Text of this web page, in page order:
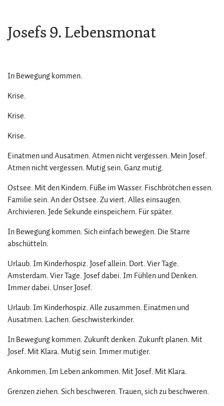
Josefs 9. Lebensmonat
In Bewegung kommen.
Krise.
Krise.
Krise.
Einatmen und Ausatmen. Atmen nicht vergessen. Mein Josef.
Atmen nicht vergessen. Mutig sein. Ganz mutig.
Ostsee. Mit den Kindern. Füße im Wasser. Fischbrötchen essen.
Familie sein. An der Ostsee. Zu viert. Alles einsaugen.
Archivieren. Jede Sekunde einspeichern. Für später.
In Bewegung kommen. Sich einfach bewegen. Die Starre
abschütteln.
Urlaub. Im Kinderhospiz. Josef allein. Dort. Vier Tage.
Amsterdam. Vier Tage. Josef dabei. Im Fühlen und Denken.
Immer dabei. Unser Josef.
Urlaub. Im Kinderhospiz. Alle zusammen. Einatmen und
Ausatmen. Lachen. Geschwisterkinder.
In Bewegung kommen. Zukunft denken. Zukunft planen. Mit
Josef. Mit Klara. Mutig sein. Immer mutiger.
Ankommen. Im Leben ankommen. Mit Josef. Mit Klara.
Grenzen ziehen. Sich beschweren. Trauen, sich zu beschweren.